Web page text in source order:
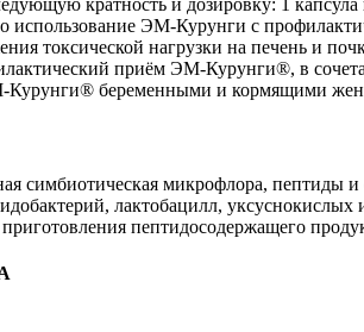
кратность и дозировку: 1
использование ЭМ-Курунги с
токсической нагрузки на печень и
приём ЭМ-Курунги®, в
Курунги® беременными и кормящими
симбиотическая микрофлора, пептиды
лактобацилл,
приготовления пептидосодержащего